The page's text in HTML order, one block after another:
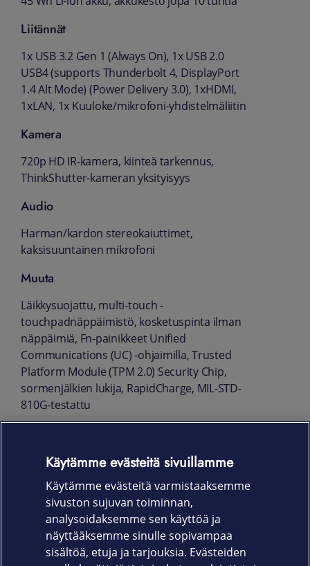
Liitännät
1x USB 3.2 Gen 1 (Always On), 1x USB 2.0
USB4 (supports Thunderbolt 4, DisplayPort
1.4 Alt Mode) (Power Delivery 3.0), 1xHDMI,
1xLAN, 1x Kuuloke/mikrofoni-yhdistelmäliitin
Kamera
720p HD IR-kamera, kiinteä tarkennus,
ThinkShutter-kameran yksityisyys
Audio
Harman/kardon stereokaiuttimet,
kaksisuuntainen mikrofoni
Muuta
Läikkysuojattu, multi-touch -
touchpadnäppäimistö, kosketuspinta ilman
näppäimiä, Fn-painikkeet Unified
Communications (UC) -ohjaimilla, Trusted
Platform Module (TPM 2.0) Security Chip,
sormenjälkien lukija, RapidCharge, MIL-STD-
810G-testattu
36.5 cm x 24 cm x 1.89 cm
1,7 kg
Takuu
36 kk On-Site-takuu
Käytämme evästeitä sivuillamme
Käytämme evästeitä varmistaaksemme
sivuston sujuvan toiminnan,
analysoidaksemme sen käyttöä ja
näyttääksemme sinulle sopivampaa
sisältöä, etuja ja tarjouksia. Evästeiden